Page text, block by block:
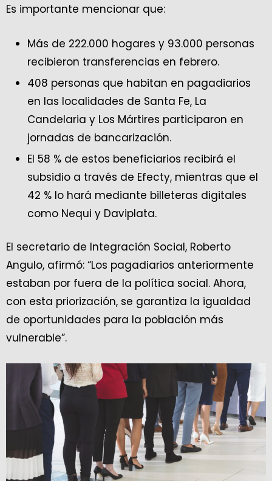
Es importante mencionar que:
Más de 222.000 hogares y 93.000 personas
recibieron transferencias en febrero.
408 personas que habitan en pagadiarios
en las localidades de Santa Fe, La
Candelaria y Los Mártires participaron en
jornadas de bancarización.
El 58 % de estos beneficiarios recibirá el
subsidio a través de Efecty, mientras que el
42 % lo hará mediante billeteras digitales
como Nequi y Daviplata.
El secretario de Integración Social, Roberto
Angulo, afirmó: “Los pagadiarios anteriormente
estaban por fuera de la política social. Ahora,
con esta priorización, se garantiza la igualdad
de oportunidades para la población más
vulnerable”.